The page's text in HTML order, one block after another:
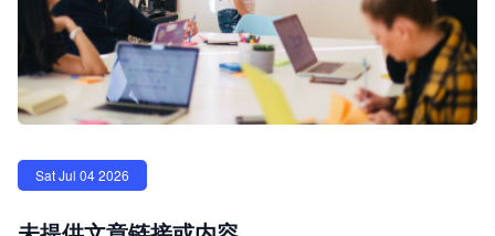
Sat Jul 04 2026